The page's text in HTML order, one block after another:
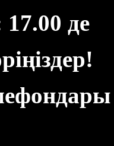
де